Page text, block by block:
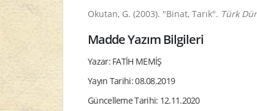
Okutan, G. (2003). "Binat, Tarık". Türk
Madde Yazım Bilgileri
Yazar: FATİH MEMİŞ
Yayın Tarihi: 08.08.2019
Güncelleme Tarihi: 12.11.2020